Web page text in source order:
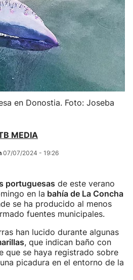
en Donostia. Foto: Joseba
MEDIA
07/07/2024 - 19:26
portuguesas de este verano
en la bahía de La Concha
se ha producido al menos
fuentes municipales.
han lucido durante algunas
, que indican baño con
que se haya registrado sobre
picadura en el entorno de la